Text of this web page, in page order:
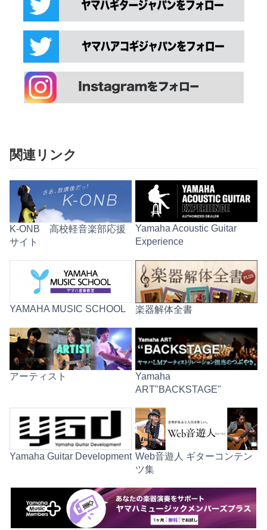
関連リンク
K-ONB 高校軽音楽部応援
サイト
Yamaha Acoustic Guitar
Experience
YAMAHA MUSIC SCHOOL 楽器解体全書
アーティスト
Yamaha
ART"BACKSTAGE"
Yamaha Guitar Development Web音遊人 ギターコンテン
ツ集